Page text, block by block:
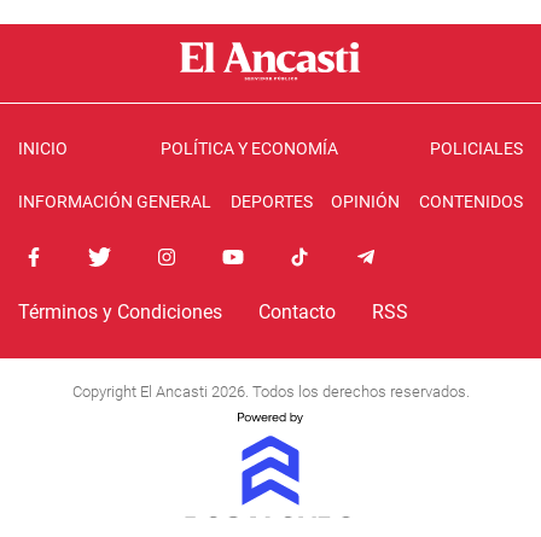
INICIO POLÍTICA Y ECONOMÍA POLICIALES
INFORMACIÓN GENERAL DEPORTES OPINIÓN CONTENIDOS
Términos y Condiciones Contacto RSS
Copyright El Ancasti 2026. Todos los derechos reservados.